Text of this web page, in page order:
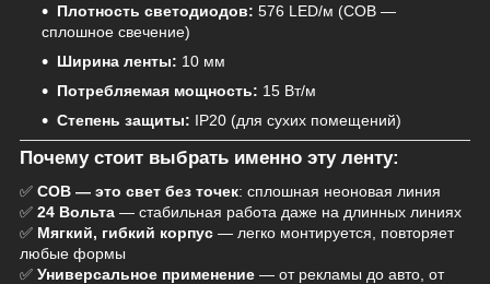
Плотность светодиодов: 576 LED/м (COB —
сплошное свечение)
Ширина ленты: 10 мм
Потребляемая мощность: 15 Вт/м
Степень защиты: IP20 (для сухих помещений)
Почему стоит выбрать именно эту ленту:
✅ COB — это свет без точек: сплошная неоновая линия
✅ 24 Вольта — стабильная работа даже на длинных линиях
✅ Мягкий, гибкий корпус — легко монтируется, повторяет
любые формы
✅ Универсальное применение — от рекламы до авто, от